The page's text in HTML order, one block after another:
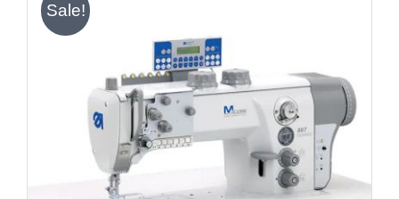
Sale!
IN DEN WARENKORB DETAILS